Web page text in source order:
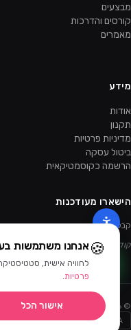
מבצעים
קורסים והדרכות
מאמרים
מידע
אודות
תקנון
מדיניות פרטיות
ביטול עסקה
הרשמה כקוסמטיקאית
הישארו מעודכנות
קבלו מבצעים ומוצרים חדשים קודם.
קוד ההטמעה של הניוזלטר יתווסף
©
2026
ביוטי דיפו · כל הזכויות שמורות
VISA
MASTERCARD
🍪אנחנו משתמשות
לחוויה אישית,
פרטיות.
אישור הכל